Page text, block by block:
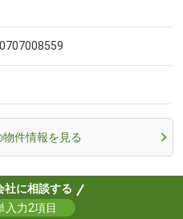
件情報を見る
社に相談する
入力2項目